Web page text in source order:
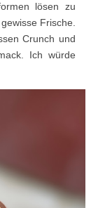
lösen zu
Frische.
Crunch und
Ich würde